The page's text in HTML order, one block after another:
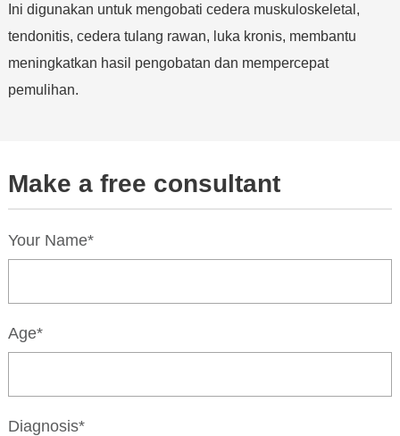
Ini digunakan untuk mengobati cedera muskuloskeletal,
tendonitis, cedera tulang rawan, luka kronis, membantu
meningkatkan hasil pengobatan dan mempercepat
pemulihan.
Make a free consultant
Your Name*
Age*
Diagnosis*